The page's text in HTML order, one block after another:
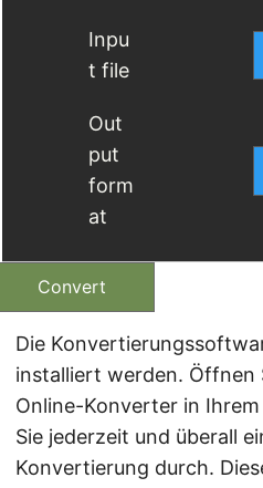
Inpu
t file
Out
put
form
at
Convert
Die
installiert werden. Öffnen
Online-Konverter in
Sie jederzeit und überall
Konvertierung durch.